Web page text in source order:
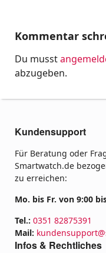
Kommentar
Du musst
abzugeben.
Kundensupport
Für Beratung oder
Smartwatch.de
zu erreichen:
Mo. bis Fr. von 9:00
Tel.: 0351 82875391
Mail:
Infos & Rechtliches